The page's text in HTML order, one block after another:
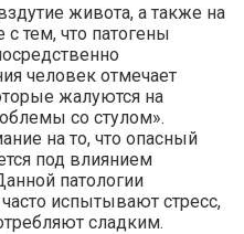
живота, а также на
тем, что патогены
человек отмечает
жалуются на
со стулом».
на то, что опасный
под влиянием
патологии
испытывают стресс,
сладким.